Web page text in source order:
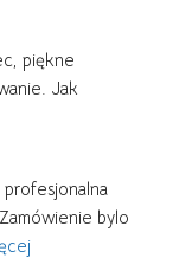
piękne
Jak
profesjonalna
bylo